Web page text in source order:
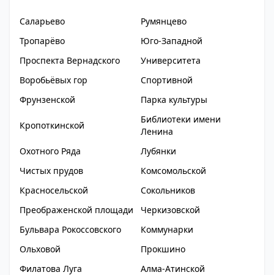
Саларьево
Румянцево
Тропарёво
Юго-Западной
Проспекта Вернадского
Университета
Воробьёвых гор
Спортивной
Фрунзенской
Парка культуры
Кропоткинской
Библиотеки имени
Ленина
Охотного Ряда
Лубянки
Чистых прудов
Комсомольской
Красносельской
Сокольников
Преображенской площади
Черкизовской
Бульвара Рокоссовского
Коммунарки
Ольховой
Прокшино
Филатова Луга
Алма-Атинской